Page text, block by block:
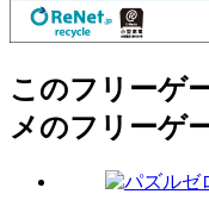
このフリーゲ
メのフリーゲ